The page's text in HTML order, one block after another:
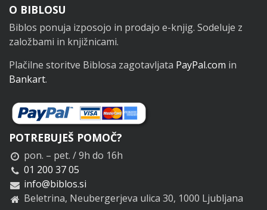
Noga
O BIBLOSU
Biblos ponuja izposojo in prodajo e-knjig. Sodeluje z
založbami in knjižnicami.
Plačilne storitve Biblosa zagotavljata PayPal.com in
Bankart.
POTREBUJEŠ POMOČ?
pon. – pet. / 9h do 16h
01 200 37 05
info@biblos.si
Beletrina, Neubergerjeva ulica 30, 1000 Ljubljana